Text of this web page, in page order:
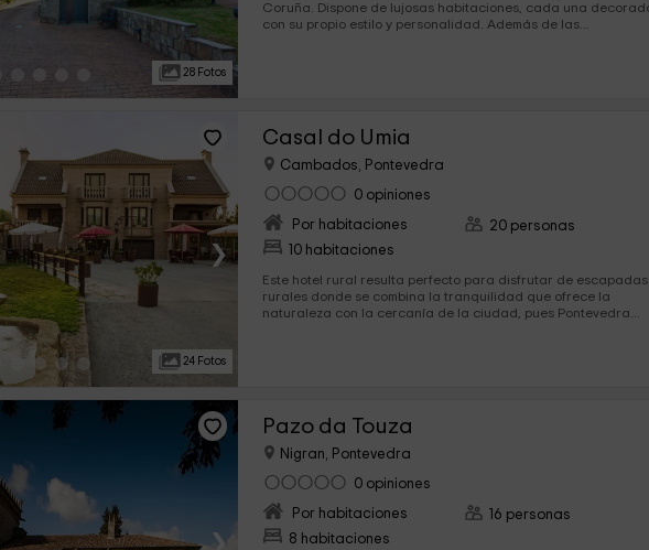
28 Fotos
Coruña. Dispone de lujosas habitaciones, cada una decorada
con su propio estilo y personalidad. Además de las
›
24 Fotos
Casal do Umia
Cambados, Pontevedra
0 opiniones
Por habitaciones
10 habitaciones
20 personas
Este hotel rural resulta perfecto para disfrutar de escapadas
rurales donde se combina la tranquilidad que ofrece la
naturaleza con la cercanía de la ciudad, pues Pontevedra
Pazo da Touza
Nigran, Pontevedra
0 opiniones
Por habitaciones
8 habitaciones
16 personas